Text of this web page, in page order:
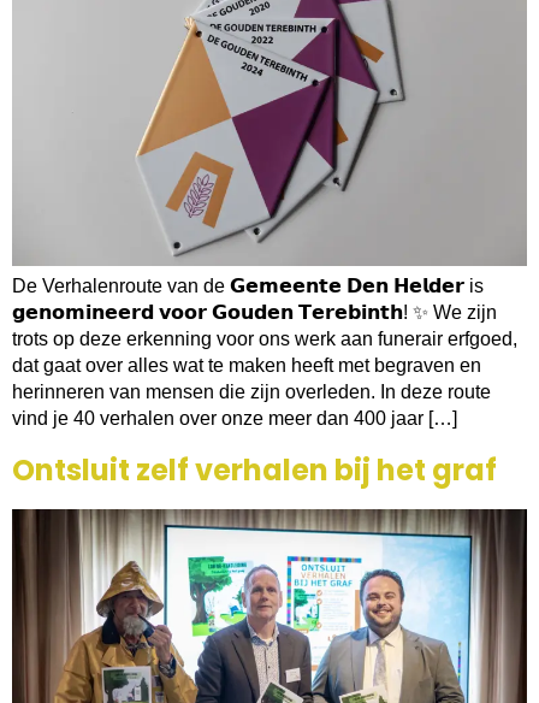
De Verhalenroute van de 𝗚𝗲𝗺𝗲𝗲𝗻𝘁𝗲 𝗗𝗲𝗻 𝗛𝗲𝗹𝗱𝗲𝗿 is
𝗴𝗲𝗻𝗼𝗺𝗶𝗻𝗲𝗲𝗿𝗱 𝘃𝗼𝗼𝗿 𝗚𝗼𝘂𝗱𝗲𝗻 𝗧𝗲𝗿𝗲𝗯𝗶𝗻𝘁𝗵! ✨ We zijn
trots op deze erkenning voor ons werk aan funerair erfgoed,
dat gaat over alles wat te maken heeft met begraven en
herinneren van mensen die zijn overleden. In deze route
vind je 40 verhalen over onze meer dan 400 jaar […]
Ontsluit zelf verhalen bij het graf